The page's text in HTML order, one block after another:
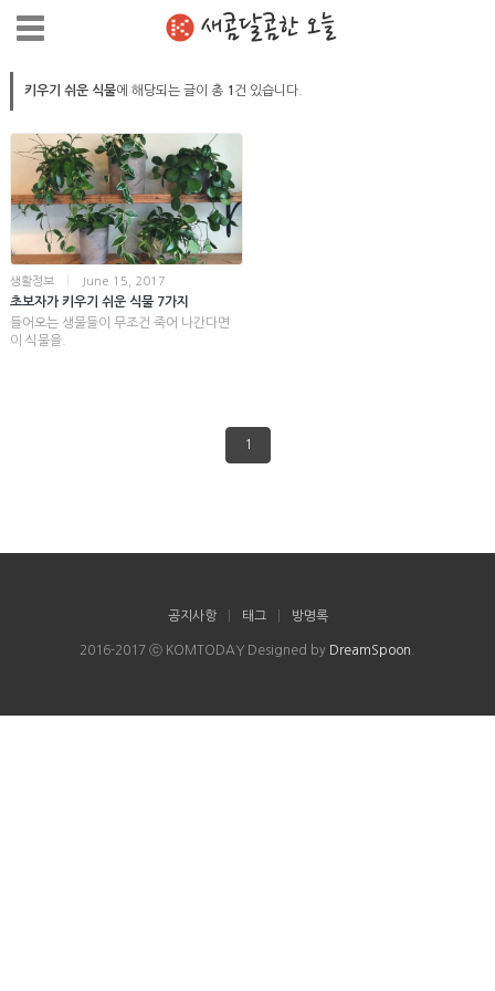
새콤달콤한 오늘
키우기 쉬운 식물에 해당되는 글이 총 1 건 있습니다.
생활정보 June 15, 2017
초보자가 키우기 쉬운 식물 7가지
들어오는 생물들이 무조건 죽어 나간다면
이 식물을.
1
공지사항 태그 방명록
2016-2017 ⓒ KOMTODAY Designed by DreamSpoon